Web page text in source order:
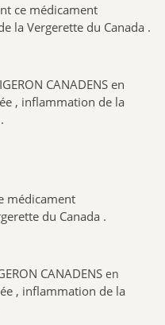
ce médicament
la Vergerette du Canada .
CANADENS en
, inflammation de la
médicament
du Canada .
CANADENSen
, inflammation de la